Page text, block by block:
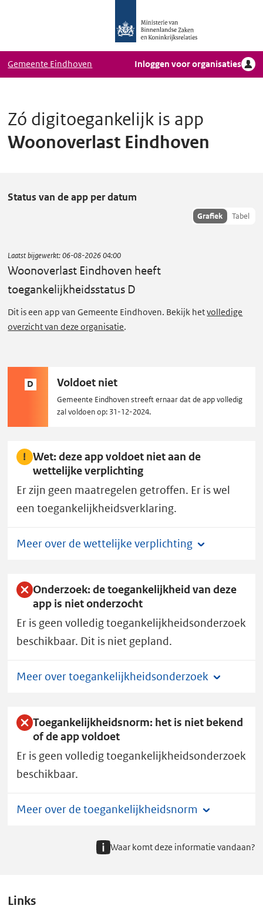
Ministerie
van
Binnenlandse
Zaken
en
Homepage
DigiToegankelijk
Gemeente Eindhoven Inloggen voor organisaties
Zó digitoegankelijk is app
Woonoverlast Eindhoven
W
o
e
r
l
s
n
heeft
Status van de app per datum
Toon
Grafiek Tabel
Laatst bijgewerkt:06-08-2026 04:00
Woonoverlast Eindhoven heeft
toegankelijkheidsstatus D
Dit is een app van Gemeente Eindhoven. Bekijk hetvolledige
overzicht van deze organisatie.
Status
D:
Voldoet niet
Gemeente Eindhoven streeft ernaar dat de app volledig
zal voldoen op: 31-12-2024.
D
Wet: deze app voldoet niet aan de
wettelijke verplichting
Er zijn geen maatregelen getroffen. Er is wel
een toegankelijkheidsverklaring.
Meer over de wettelijke verplichting
Onderzoek: de toegankelijkheid van deze
app is niet onderzocht
Er is geen volledig toegankelijkheidsonderzoek
beschikbaar. Dit is niet gepland.
Meer over toegankelijkheidsonderzoek
Toegankelijkheidsnorm: het is niet bekend
of de app voldoet
Er is geen volledig toegankelijkheidsonderzoek
beschikbaar.
Meer over de toegankelijkheidsnorm
Waar komt deze informatie vandaan?
Links